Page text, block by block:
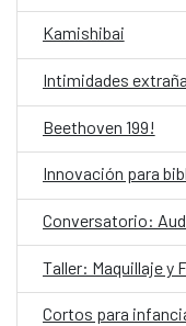
Kamishibai
Intimidades
Beethoven 199!
Conversatorio:
Taller: Maquillaje y
Cortos para